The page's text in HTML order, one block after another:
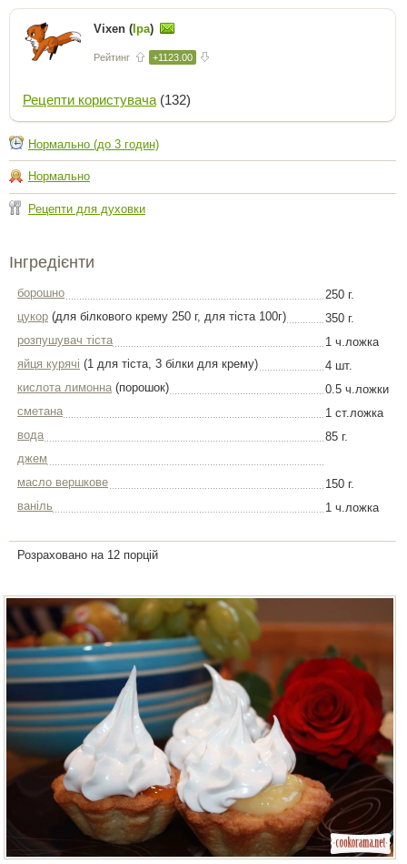
Vixen (Іра)
Рейтинг +1123.00
Рецепти користувача (132)
Нормально (до 3 годин)
Нормально
Рецепти для духовки
Інгредієнти
борошно
250 г.
цукор (для білкового крему 250 г, для тіста 100г)
350 г.
розпушувач тіста
1 ч.ложка
яйця курячі (1 для тіста, 3 білки для крему)
4 шт.
кислота лимонна(порошок)
0.5 ч.ложки
сметана
1 ст.ложка
вода
85 г.
джем
масло вершкове
150 г.
ваніль
1 ч.ложка
Розраховано на 12 порцій